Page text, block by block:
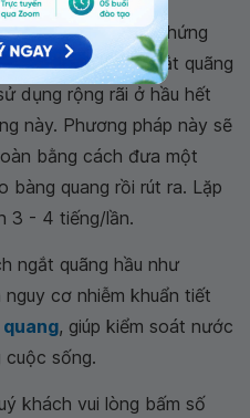
pháp điều trị hội chứng
đó, thông tiểu ngắt quãng
dụng rộng rãi ở hầu hết
này. Phương pháp này sẽ
bằng cách đưa một
bàng quang rồi rút ra. Lặp
3 - 4 tiếng/lần.
ngắt quãng hầu như
cơ nhiễm khuẩn tiết
, giúp kiểm soát nước
sống.
khách vui lòng bấm số